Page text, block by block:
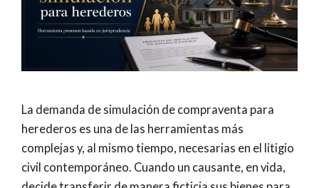
La demanda de simulación de compraventa para
herederos es una de las herramientas más
complejas y, al mismo tiempo, necesarias en el litigio
civil contemporáneo. Cuando un causante, en vida,